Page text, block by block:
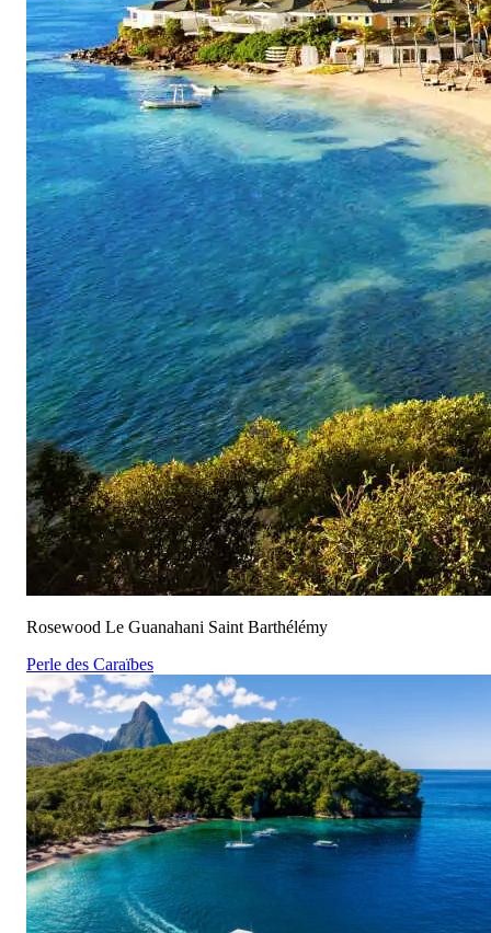
Rosewood Le Guanahani Saint Barthélémy
Perle des Caraïbes